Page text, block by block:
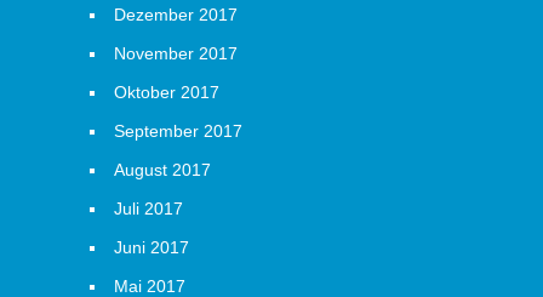
Dezember 2017
November 2017
Oktober 2017
September 2017
August 2017
Juli 2017
Juni 2017
Mai 2017